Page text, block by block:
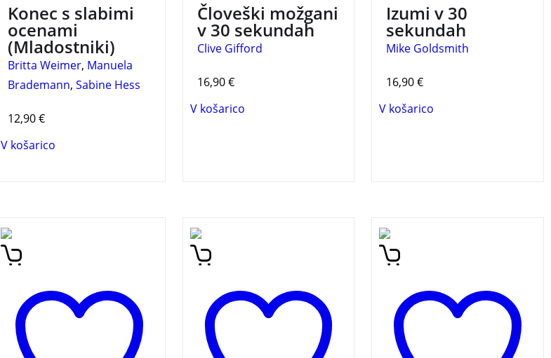
Konec s slabimi
ocenami
(Mladostniki)
Britta Weimer, Manuela
Brademann,Sabine Hess
12,90€
V košarico
Človeški možgani
v 30 sekundah
Clive Gifford
16,90€
V košarico
Izumi v 30
sekundah
Mike Goldsmith
16,90€
V košarico
Skozi pogovor med mlajšim
fantom in starejšim
bralci našli odgovore: kako
je spočeto življenje, zakaj
smo na svetu moški in
ženske…
30 najpomembnejših teorij
za mlade genije,
Velika knjiga čarobnih
trikov bo v svojih bralcih
najrazličnejšimi triki
navdušil svoje občinstvo.